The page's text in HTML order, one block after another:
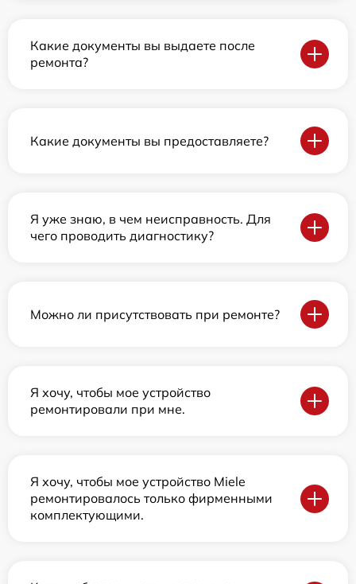
Какие документы вы выдаете после
ремонта?
Какие документы вы предоставляете?
Я уже знаю, в чем неисправность. Для
чего проводить диагностику?
Можно ли присутствовать при ремонте?
Я хочу, чтобы мое устройство
ремонтировали при мне.
Я хочу, чтобы мое устройство Miele
ремонтировалось только фирменными
комплектующими.